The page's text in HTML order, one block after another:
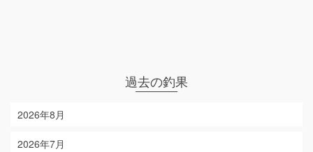
過去の釣果
2026年8月
2026年7月